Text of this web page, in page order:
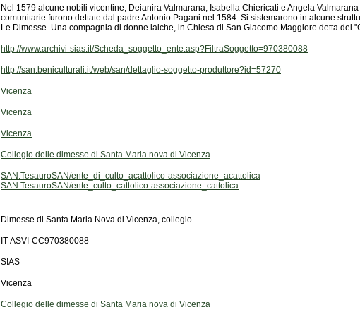
Le Dimesse. Una compagnia di donne laiche, in Chiesa di San Giacomo Maggiore detta dei
http://www.archivi-sias.it/Scheda_soggetto_ente.asp?FiltraSoggetto=970380088
http://san.beniculturali.it/web/san/dettaglio-soggetto-produttore?id=57270
Vicenza
Vicenza
Vicenza
Collegio delle dimesse di Santa Maria nova di Vicenza
SAN:TesauroSAN/ente_di_culto_acattolico-associazione_acattolica
SAN:TesauroSAN/ente_culto_cattolico-associazione_cattolica
Dimesse di Santa Maria Nova di Vicenza, collegio
IT-ASVI-CC970380088
SIAS
Vicenza
Collegio delle dimesse di Santa Maria nova di Vicenza